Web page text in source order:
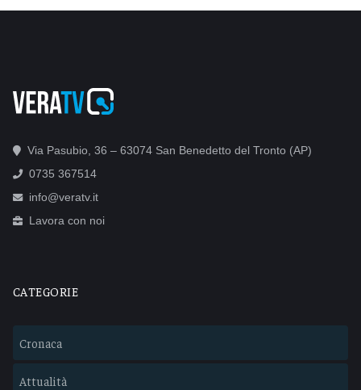
Via Pasubio, 36 – 63074 San Benedetto del Tronto (AP)
0735 367514
info@veratv.it
Lavora con noi
CATEGORIE
Cronaca
Attualità